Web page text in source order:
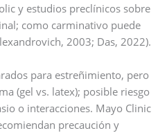
y estudios preclínicos sobre
como carminativo puede
2003; Das, 2022).
para estreñimiento, pero
(gel vs. latex); posible riesgo
o interacciones. Mayo Clinic
precaución y